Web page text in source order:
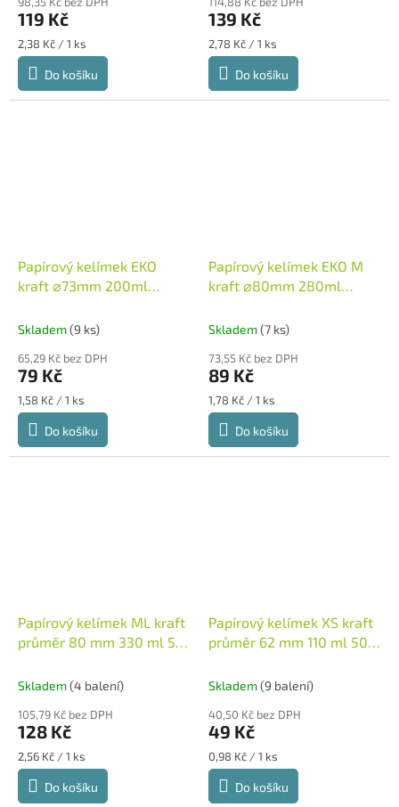
119 Kč
Měrná
cena:
2,38 Kč / 1 ks
Do košíku
139 Kč
Měrná
cena:
2,78 Kč / 1 ks
Do košíku
Papírový kelímek EKO
kraft ⌀73mm 200ml
Skladem(9 ks)
65,29 Kč bez DPH
79 Kč
Měrná
cena:
1,58 Kč / 1 ks
Do košíku
Papírový kelímek EKO M
kraft ⌀80mm 280ml
Skladem(7 ks)
73,55 Kč bez DPH
89 Kč
Měrná
cena:
1,78 Kč / 1 ks
Do košíku
Papírový kelímek ML kraft
průměr 80 mm 330 ml 50
Skladem(4 balení)
105,79 Kč bez DPH
128 Kč
Měrná
cena:
2,56 Kč / 1 ks
Do košíku
Papírový kelímek XS kraft
průměr 62 mm 110 ml 50
kraft průměr 62 mm 110
Skladem(9 balení)
40,50 Kč bez DPH
49 Kč
Měrná
cena:
0,98 Kč / 1 ks
Do košíku